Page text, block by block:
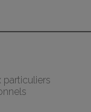
particuliers